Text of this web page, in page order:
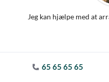
Jeg kan hjælpe med at
65 65 65 65